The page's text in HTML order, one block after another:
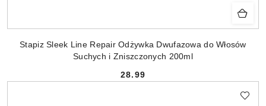
Stapiz Sleek Line Repair Odżywka Dwufazowa do Włosów
Suchych i Zniszczonych 200ml
Cena:
28.99